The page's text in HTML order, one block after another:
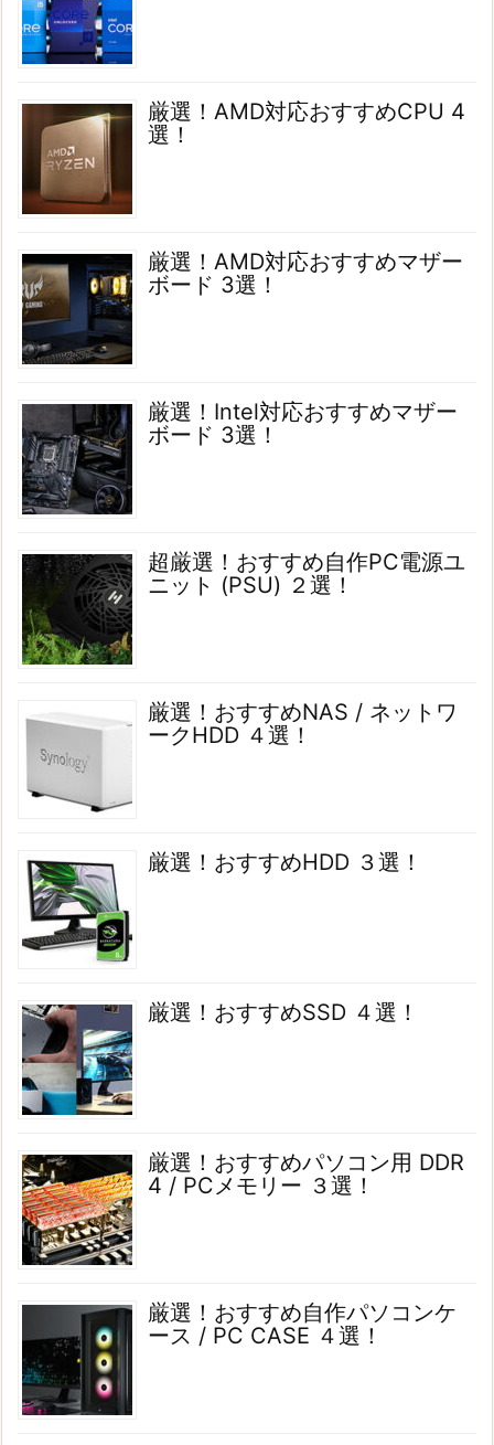
厳選！AMD対応おすすめCPU 4
選！
厳選！AMD対応おすすめマザー
ボード 3選！
厳選！Intel対応おすすめマザー
ボード 3選！
超厳選！おすすめ自作PC電源ユ
ニット (PSU) ２選！
厳選！おすすめNAS / ネットワ
ークHDD ４選！
厳選！おすすめHDD ３選！
厳選！おすすめSSD ４選！
厳選！おすすめパソコン用 DDR
4 / PCメモリー ３選！
厳選！おすすめ自作パソコンケ
ース / PC CASE ４選！